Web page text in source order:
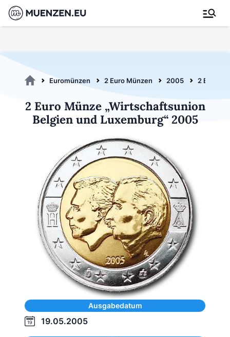
Euromünzen 2 Euro Münzen 2005 2 Euro
2 Euro Münze „Wirtschaftsunion
Belgien und Luxemburg“ 2005
Ausgabedatum
19.05.2005